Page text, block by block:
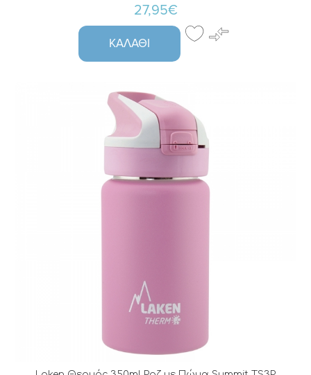
27,95€
ΚΑΛΆΘΙ